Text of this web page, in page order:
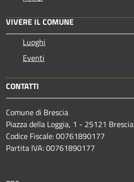
VIVERE IL COMUNE
Luoghi
Eventi
CONTATTI
Comune di Brescia
Piazza della Loggia, 1 - 25121 Brescia
Codice Fiscale: 00761890177
Partita IVA: 00761890177